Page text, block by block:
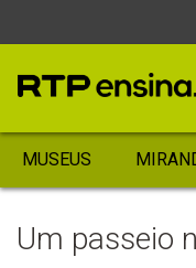
MUSEUS
Um passeio